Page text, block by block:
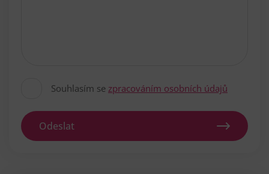
Souhlasím se zpracováním osobních údajů
Odeslat